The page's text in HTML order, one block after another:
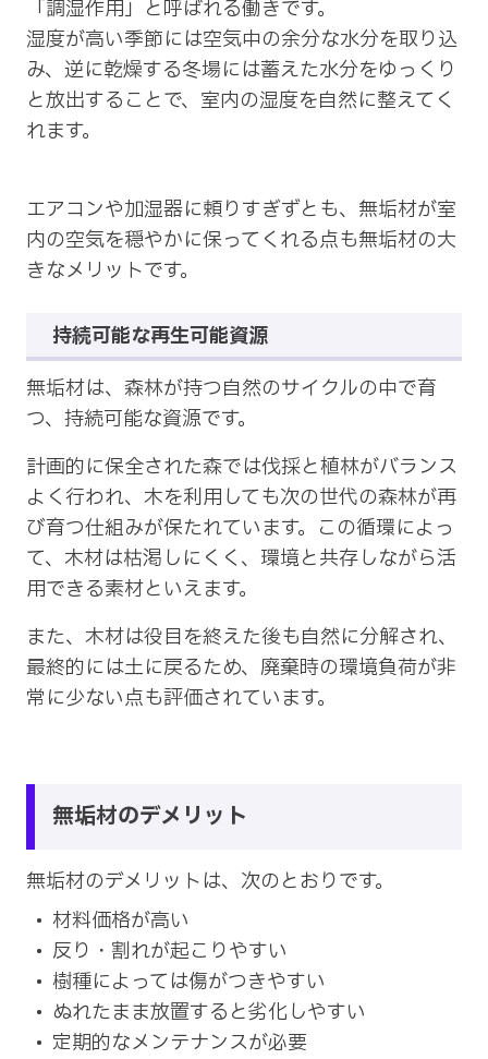
「調湿作用」と呼ばれる働きです。
湿度が高い季節には空気中の余分な水分を取り込
み、逆に乾燥する冬場には蓄えた水分をゆっくり
と放出することで、室内の湿度を自然に整えてく
れます。
エアコンや加湿器に頼りすぎずとも、無垢材が室
内の空気を穏やかに保ってくれる点も無垢材の大
きなメリットです。
持続可能な再生可能資源
無垢材は、森林が持つ自然のサイクルの中で育
つ、持続可能な資源です。
計画的に保全された森では伐採と植林がバランス
よく行われ、木を利用しても次の世代の森林が再
び育つ仕組みが保たれています。この循環によっ
て、木材は枯渇しにくく、環境と共存しながら活
用できる素材といえます。
また、木材は役目を終えた後も自然に分解され、
最終的には土に戻るため、廃棄時の環境負荷が非
常に少ない点も評価されています。
無垢材のデメリット
無垢材のデメリットは、次のとおりです。
材料価格が高い
反り・割れが起こりやすい
樹種によっては傷がつきやすい
ぬれたまま放置すると劣化しやすい
定期的なメンテナンスが必要